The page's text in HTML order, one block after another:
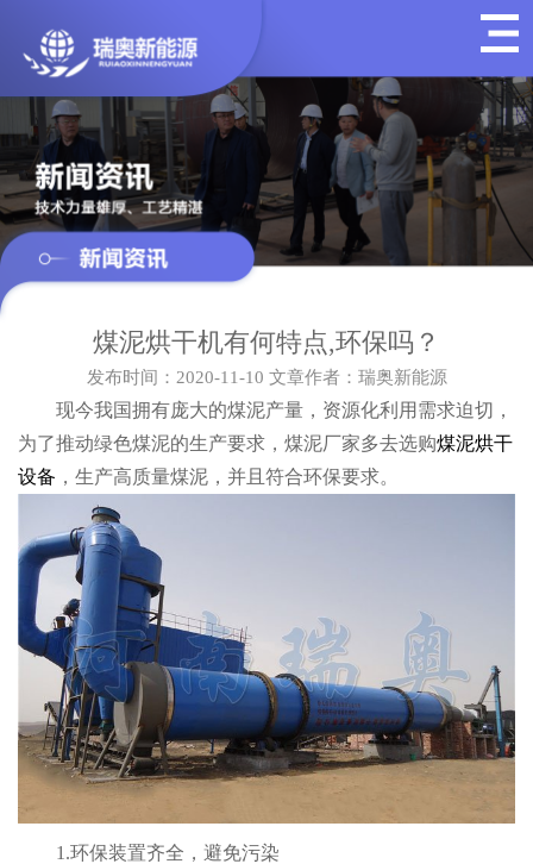
煤泥烘干机有何特点,环保吗？
发布时间：2020-11-10 文章作者：瑞奥新能源
现今我国拥有庞大的煤泥产量，资源化利用需求迫切，
为了推动绿色煤泥的生产要求，煤泥厂家多去选购煤泥烘干
设备 ，生产高质量煤泥，并且符合环保要求。
1.环保装置齐全，避免污染